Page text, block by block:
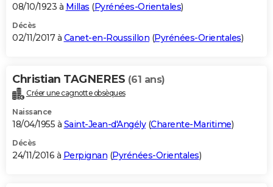
08/10/1923 à Millas (Pyrénées-Orientales)
Décès
02/11/2017 à Canet-en-Roussillon (Pyrénées-Orientales)
Christian TAGNERES (61 ans)
Créer une cagnotte obsèques
Naissance
18/04/1955 à Saint-Jean-d'Angély(Charente-Maritime)
Décès
24/11/2016 à Perpignan (Pyrénées-Orientales)